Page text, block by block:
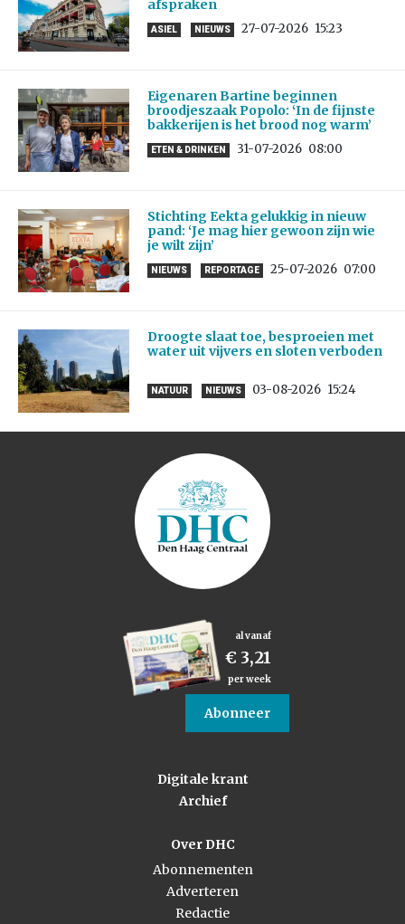
afspraken
ASIEL NIEUWS 27-07-2026 15:23
Eigenaren Bartine beginnen
broodjeszaak Popolo: ‘In de fijnste
bakkerijen is het brood nog warm’
ETEN & DRINKEN 31-07-2026 08:00
Stichting Eekta gelukkig in nieuw
pand: ‘Je mag hier gewoon zijn wie
je wilt zijn’
NIEUWS REPORTAGE 25-07-2026 07:00
Droogte slaat toe, besproeien met
water uit vijvers en sloten verboden
NATUUR NIEUWS 03-08-2026 15:24
al vanaf
€ 3,21
per week
Abonneer
Digitale krant
Archief
Over DHC
Abonnementen
Adverteren
Redactie